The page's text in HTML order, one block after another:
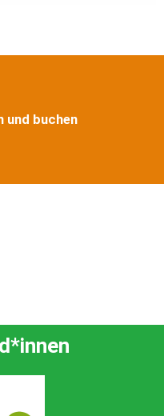
und buchen